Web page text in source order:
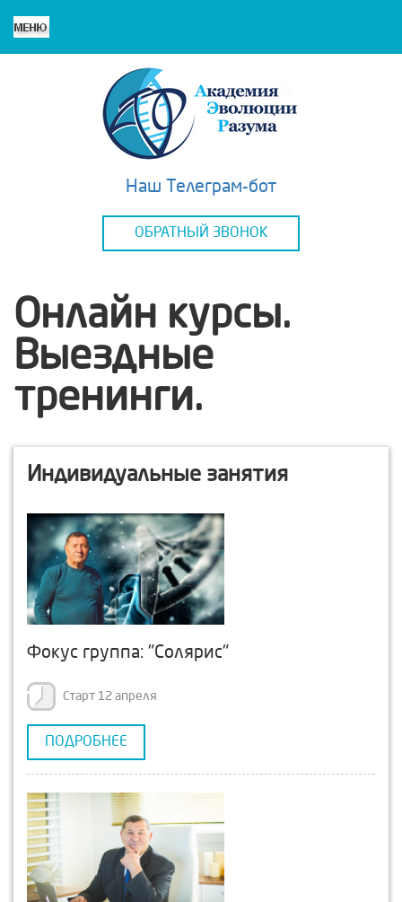
Наш Телеграм-бот
ОБРАТНЫЙ ЗВОНОК
Онлайн курсы.
Выездные
тренинги.
Индивидуальные занятия
Фокус группа: "Солярис"
Старт 12 апреля
ПОДРОБНЕЕ